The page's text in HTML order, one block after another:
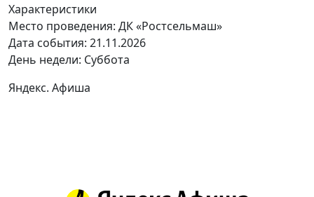
Характеристики
Место проведения: ДК «Ростсельмаш»
Дата события: 21.11.2026
День недели: Суббота
Яндекс. Афиша